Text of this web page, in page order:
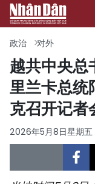
政治 对外
越共中央总
里兰卡总统
克召开记者
2026年5月8日星期